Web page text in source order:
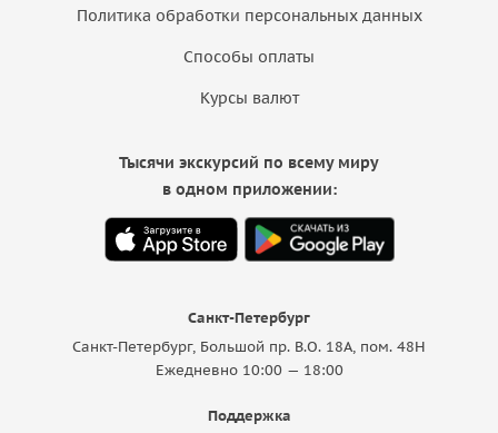
Политика обработки персональных данных
Способы оплаты
Курсы валют
Санкт-Петербург
Санкт-Петербург, Большой пр. В.О. 18A, пом. 48Н
Ежедневно 10:00 — 18:00
Поддержка
Тысячи экскурсий по всему миру
в одном приложении: